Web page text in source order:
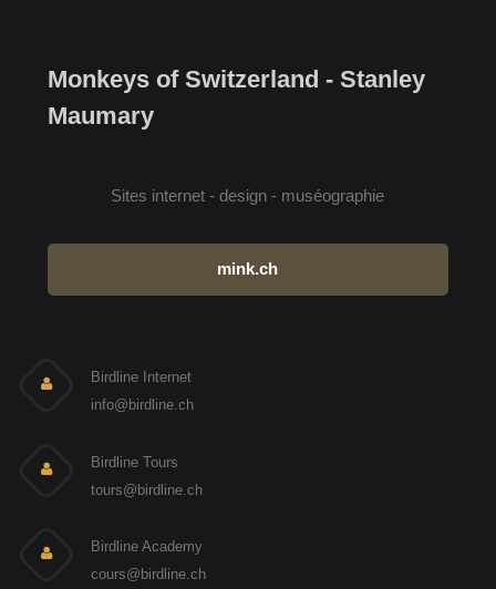
Monkeys of Switzerland - Stanley
Maumary
Sites internet - design - muséographie
mink.ch
Birdline Internet
info@birdline.ch
Birdline Tours
tours@birdline.ch
Birdline Academy
cours@birdline.ch